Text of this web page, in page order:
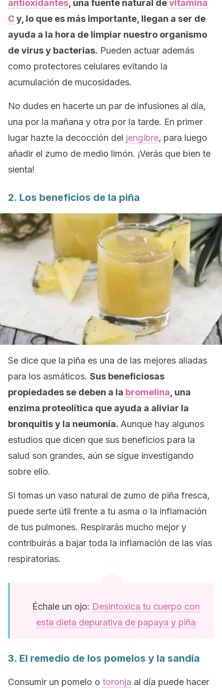
antioxidantes , una fuente natural devitamina
Cy, lo que es más importante, llegan a ser de
ayuda a la hora de limpiar nuestro organismo
de virus y bacterias. Pueden actuar además
como protectores celulares evitando la
acumulación de mucosidades.
No dudes en hacerte un par de infusiones al día,
una por la mañana y otra por la tarde. En primer
lugar hazte la decocción del jengibre, para luego
añadir el zumo de medio limón. ¡Verás que bien te
sienta!
2. Los beneficios de la piña
Se dice que la piña es una de las mejores aliadas
para los asmáticos. Sus beneficiosas
propiedades se deben a la bromelina , una
enzima proteolítica que ayuda a aliviar la
bronquitis y la neumonía. Aunque hay algunos
estudios que dicen que sus beneficios para la
salud son grandes, aún se sigue investigando
sobre ello.
Si tomas un vaso natural de zumo de piña fresca,
puede serte útil frente a tu asma o la inflamación
de tus pulmones. Respirarás mucho mejor y
contribuirás a bajar toda la inflamación de las vías
respiratorias.
Échale un ojo: Desintoxica tu cuerpo con
esta dieta depurativa de papaya y piña
3. El remedio de los pomelos y la sandía
Consumir un pomelo o toronja al día puede hacer